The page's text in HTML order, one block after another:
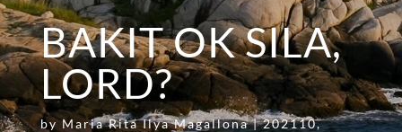
BAKIT OK SILA,
LORD?
byMaria Rita Ilya Magallona|202110,